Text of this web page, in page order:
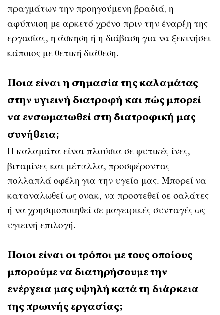
πραγμάτων την προηγούμενη βραδιά, η
αφύπνιση με αρκετό χρόνο πριν την έναρξη της
εργασίας, η άσκηση ή η διάβαση για να ξεκινήσει
κάποιος με θετική διάθεση.
Ποια είναι η σημασία της καλαμάτας
στην υγιεινή διατροφή και πώς μπορεί
να ενσωματωθεί στη διατροφική μας
συνήθεια;
Η καλαμάτα είναι πλούσια σε φυτικές ίνες,
βιταμίνες και μέταλλα, προσφέροντας
πολλαπλά οφέλη για την υγεία μας. Μπορεί να
καταναλωθεί ως σνακ, να προστεθεί σε σαλάτες
ή να χρησιμοποιηθεί σε μαγειρικές συνταγές ως
υγιεινή επιλογή.
Ποιοι είναι οι τρόποι με τους οποίους
μπορούμε να διατηρήσουμε την
ενέργεια μας υψηλή κατά τη διάρκεια
της πρωινής εργασίας;